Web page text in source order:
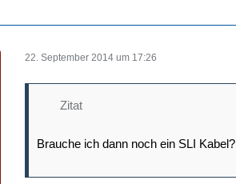
22. September 2014 um 17:26
Zitat
Brauche ich dann noch ein SLI Kabel?